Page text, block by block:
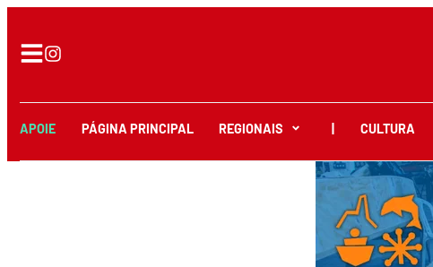
APOIE PÁGINA PRINCIPAL REGIONAIS CULTURA